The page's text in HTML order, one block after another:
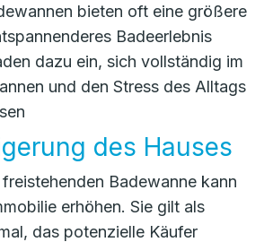
bieten oft eine größere
Badeerlebnis
dazu ein, sich vollständig im
und den Stress des Alltags
des Hauses
Badewanne kann
erhöhen. Sie gilt als
das potenzielle Käufer